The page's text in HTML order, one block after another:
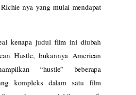
nya yang mulai mendapat
kenapa judul film ini diubah
Hustle, bukannya American
“hustle” beberapa
kompleks dalam satu film